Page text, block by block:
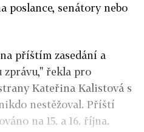
poslance, senátory nebo
příštím zasedání a
zprávu," řekla pro
Kateřina Kalistová s
nestěžoval. Příští
na 15. a 16. října.